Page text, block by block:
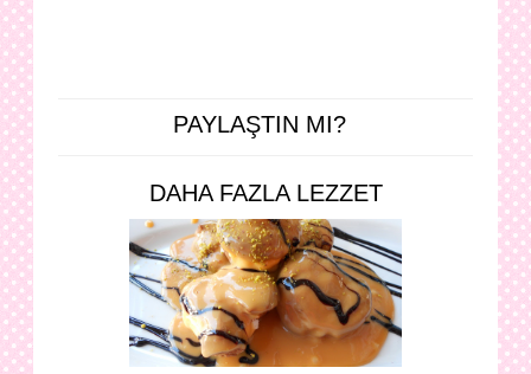
PAYLAŞTIN MI?
DAHA FAZLA LEZZET